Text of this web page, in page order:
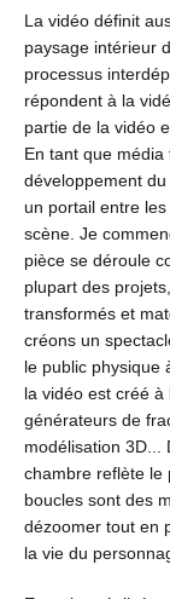
La vidéo définit
paysage intérieur
processus
répondent à la
partie de la vidéo
En tant que
développement
un portail entre
scène. Je
pièce se déroule
plupart des
transformés et
créons un
le public physique
la vidéo est créé à
générateurs de
modélisation 3D...
chambre reflète le
boucles sont des
dézoomer tout en
la vie du